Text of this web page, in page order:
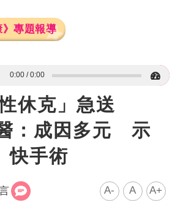
專題報導
0:00 0:00
休克」急送
：成因多元 示
快手術
A- A A+